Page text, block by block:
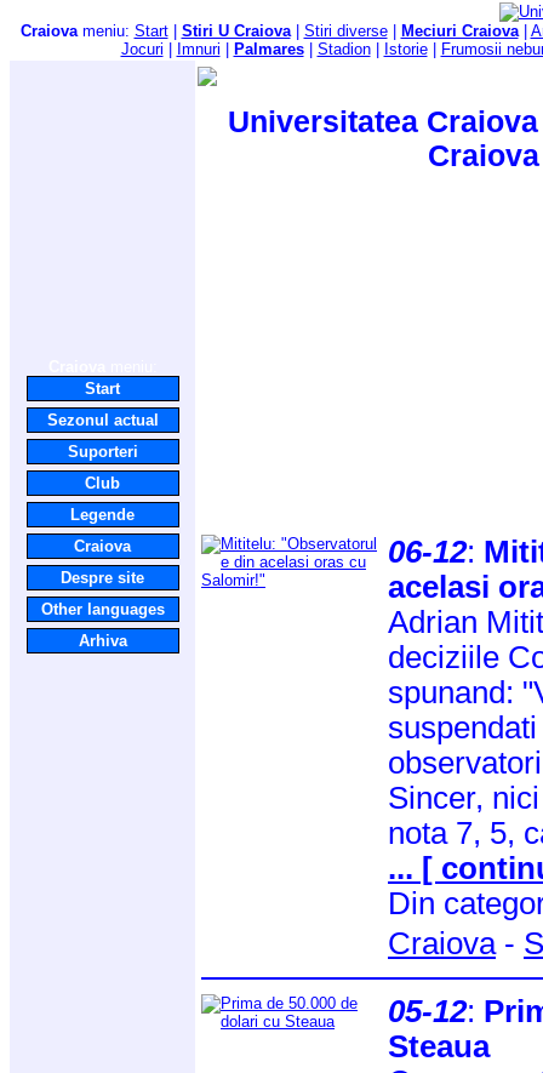
Craiovameniu: Start| Stiri U Craiova| Stiri diverse| Meciuri Craiova|
Jocuri
Imnuri Palmares| Stadion| Istorie| Frumosii
Start
Sezonul actual
Suporteri
Club
Legende
Craiova
Despre site
Other languages
Arhiva
Universitatea
06-12:
acelasi
Adrian
deciziile
spunand:
Sincer,
nota 7, 5,
... [
Din
Craiova-
05-12:
Steaua